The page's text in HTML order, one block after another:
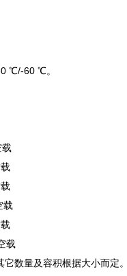
℃/-60 ℃。
线性空载
数量及容积根据大小而定。